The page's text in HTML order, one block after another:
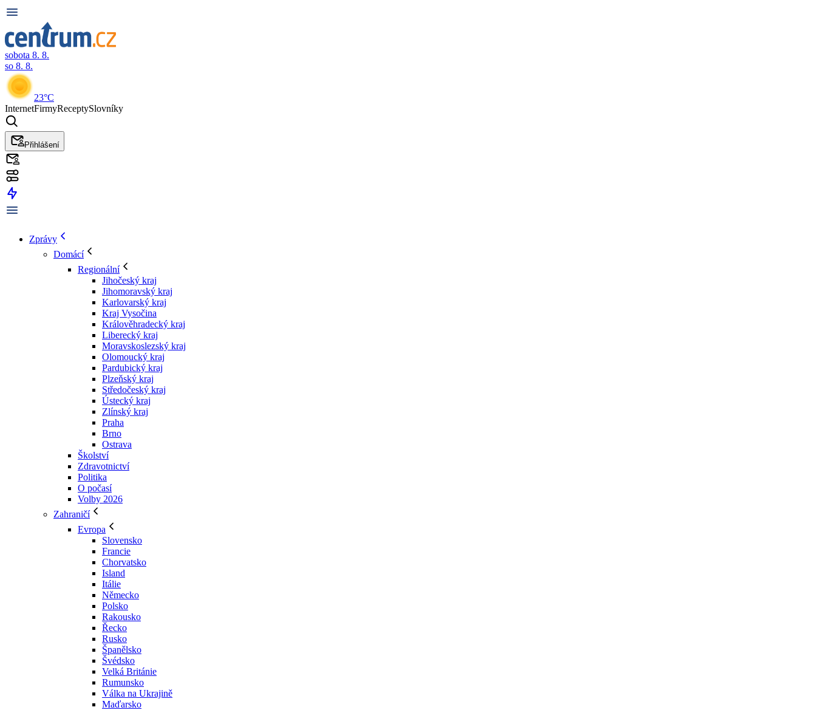
sobota 8. 8.
so 8. 8.
23°C
InternetFirmyReceptySlovníky
Přihlášení
Zprávy
Domácí
Regionální
Jihočeský kraj
Jihomoravský kraj
Karlovarský kraj
Kraj Vysočina
Králověhradecký kraj
Liberecký kraj
Moravskoslezský kraj
Olomoucký kraj
Pardubický kraj
Plzeňský kraj
Středočeský kraj
Ústecký kraj
Zlínský kraj
Praha
Brno
Ostrava
Školství
Zdravotnictví
Politika
O počasí
Volby 2026
Zahraničí
Evropa
Slovensko
Francie
Chorvatsko
Island
Itálie
Německo
Polsko
Rakousko
Řecko
Rusko
Španělsko
Švédsko
Velká Británie
Rumunsko
Válka na Ukrajině
Maďarsko